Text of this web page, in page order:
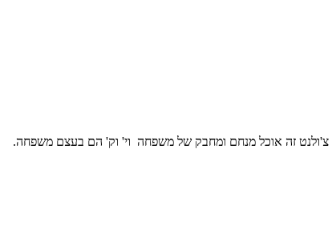
צ'ולנט זה אוכל מנחם ומחבק של משפחה וי' וק' הם בעצם משפחה.